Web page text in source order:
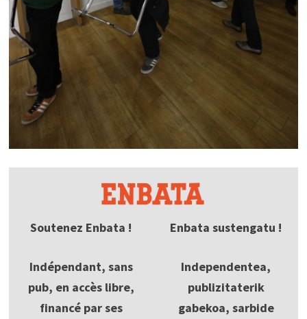
Soutenez Enbata !
Indépendant, sans
pub, en accès libre,
financé par ses
Enbata sustengatu !
Independentea,
publizitaterik
gabekoa, sarbide